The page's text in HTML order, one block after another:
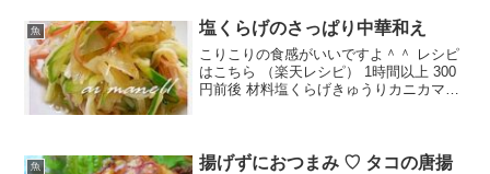
魚 塩くらげのさっぱり中華和え
こりこりの食感がいいですよ＾＾ レシピ
はこちら （楽天レシピ） 1時間以上 300
円前後 材料塩くらげきゅうりカニカマボ
魚
揚げずにおつまみ ♡ タコの唐揚